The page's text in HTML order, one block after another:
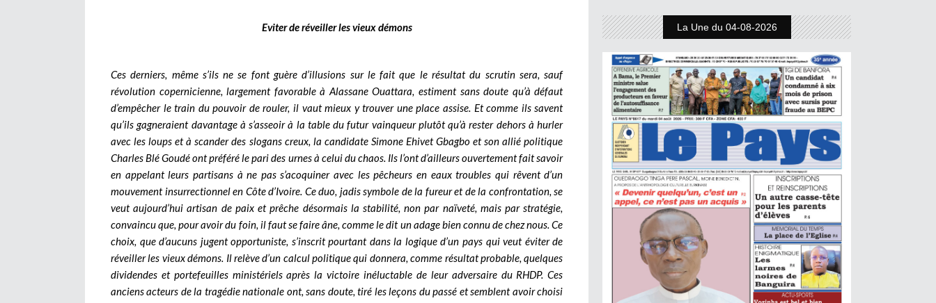
Eviter de réveiller les vieux démons
Ces derniers, même s’ils ne se font guère d’illusions sur le fait que le résultat du scrutin sera, sauf
révolution copernicienne, largement favorable à Alassane Ouattara, estiment sans doute qu’à défaut
d’empêcher le train du pouvoir de rouler, il vaut mieux y trouver une place assise. Et comme ils savent
qu’ils gagneraient davantage à s’asseoir à la table du futur vainqueur plutôt qu’à rester dehors à hurler
avec les loups et à scander des slogans creux, la candidate Simone Ehivet Gbagbo et son allié politique
Charles Blé Goudé ont préféré le pari des urnes à celui du chaos. Ils l’ont d’ailleurs ouvertement fait savoir
en appelant leurs partisans à ne pas s’acoquiner avec les pêcheurs en eaux troubles qui rêvent d’un
mouvement insurrectionnel en Côte d’Ivoire. Ce duo, jadis symbole de la fureur et de la confrontation, se
veut aujourd’hui artisan de paix et prêche désormais la stabilité, non par naïveté, mais par stratégie,
convaincu que, pour avoir du foin, il faut se faire âne, comme le dit un adage bien connu de chez nous.Ce
choix, que d’aucuns jugent opportuniste, s’inscrit pourtant dans la logique d’un pays qui veut éviter de
réveiller les vieux démons. Il relève d’un calcul politique qui donnera, comme résultat probable, quelques
dividendes et portefeuilles ministériels après la victoire inéluctable de leur adversaire du RHDP.Ces
anciens acteurs de la tragédie nationale ont, sans doute, tiré les leçons du passé et semblent avoir choisi
La Une du 04-08-2026